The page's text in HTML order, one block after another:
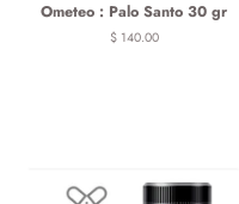
Ometeo : Palo Santo 30 gr
Precio
$ 140.00